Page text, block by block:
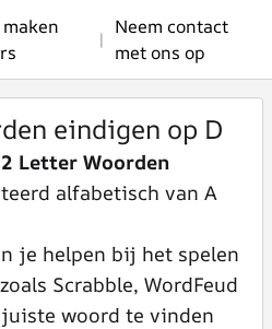
|
Neem contact
met ons op
eindigen op D
Letter Woorden
alfabetisch van A
je helpen bij het spelen
Scrabble, WordFeud
woord te vinden